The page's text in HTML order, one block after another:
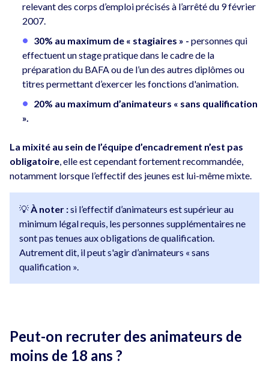
relevant des corps d’emploi précisés à l’arrêté du 9 février
2007.
30% au maximum de « stagiaires » - personnes qui
effectuent un stage pratique dans le cadre de la
préparation du BAFA ou de l’un des autres diplômes ou
titres permettant d’exercer les fonctions d'animation.
20% au maximum d’animateurs « sans qualification
».
La mixité au sein de l’équipe d’encadrement n’est pas
obligatoire, elle est cependant fortement recommandée,
notamment lorsque l’effectif des jeunes est lui-même mixte.
💡À noter :si l’effectif d’animateurs est supérieur au
minimum légal requis, les personnes supplémentaires ne
sont pas tenues aux obligations de qualification.
Autrement dit, il peut s'agir d’animateurs « sans
qualification ».
Peut-on recruter des animateurs de
moins de 18 ans ?